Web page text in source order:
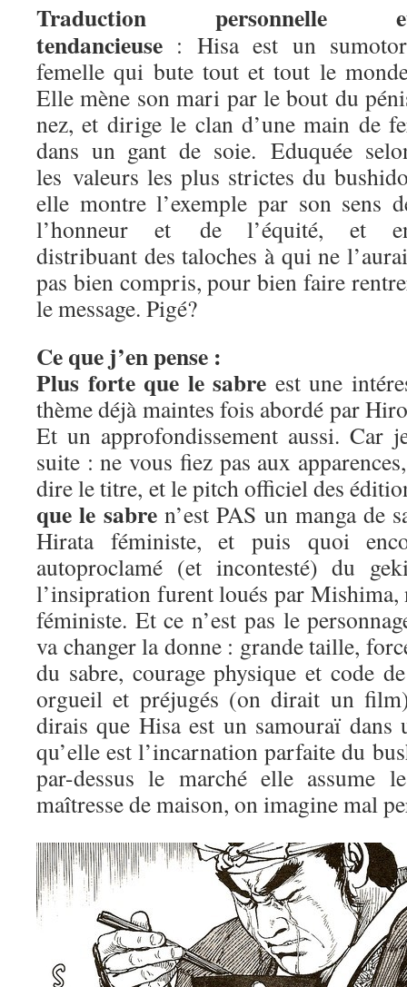
Traduction personnelle
tendancieuse : Hisa est un
femelle qui bute tout et tout le
Elle mène son mari par le bout du
nez, et dirige le clan d’une main de
dans un gant de soie. Eduquée
les valeurs les plus strictes du
elle montre l’exemple par son sens
l’honneur et de l’équité, et
distribuant des taloches à qui ne
pas bien compris, pour bien faire
le message. Pigé?
Ce que j’en pense :
Plus forte que le sabre est une
thème déjà maintes fois abordé par
Et un approfondissement aussi. Car
suite : ne vous fiez pas aux
dire le titre, et le pitch officiel des
que le sabren’est PAS un manga de
Hirata féministe, et puis quoi
autoproclamé (et incontesté) du
l’insipration furent loués par Mishima,
féministe. Et ce n’est pas le
va changer la donne : grande taille,
du sabre, courage physique et code
orgueil et préjugés (on dirait un
dirais que Hisa est un samouraï dans
qu’elle est l’incarnation parfaite du
par-dessus le marché elle assume
maîtresse de maison, on imagine mal